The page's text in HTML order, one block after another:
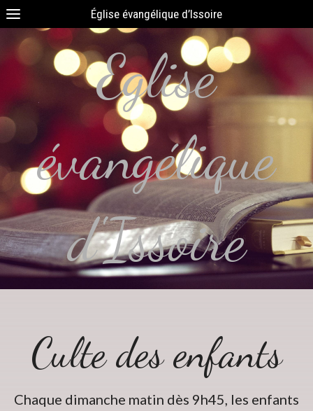
Église évangélique d’Issoire
Eglise
évangélique
d'Issoire
Culte des enfants
Chaque dimanche matin dès 9h45, les enfants